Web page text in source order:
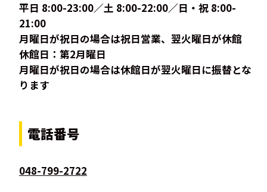
平日 8:00-23:00／土 8:00-22:00／日・祝 8:00-
21:00
月曜日が祝日の場合は祝日営業、翌火曜日が休館
休館日：第2月曜日
月曜日が祝日の場合は休館日が翌火曜日に振替とな
ります
電話番号
048-799-2722